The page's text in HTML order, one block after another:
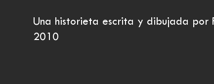
Una historieta escrita y dibujada por
2010